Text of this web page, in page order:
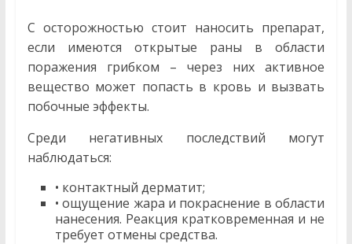
С осторожностью стоит наносить препарат,
если имеются открытые раны в области
поражения грибком – через них активное
вещество может попасть в кровь и вызвать
побочные эффекты.
Среди негативных последствий могут
наблюдаться:
• контактный дерматит;
• ощущение жара и покраснение в области
нанесения. Реакция кратковременная и не
требует отмены средства.